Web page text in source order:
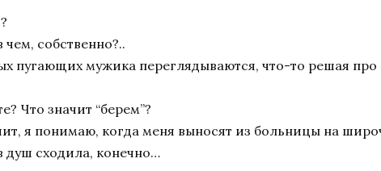
собственно?..
пугающих мужика переглядываются, что-то решая про
Что значит “берем”?
я понимаю, когда меня выносят из больницы на
душ сходила, конечно…